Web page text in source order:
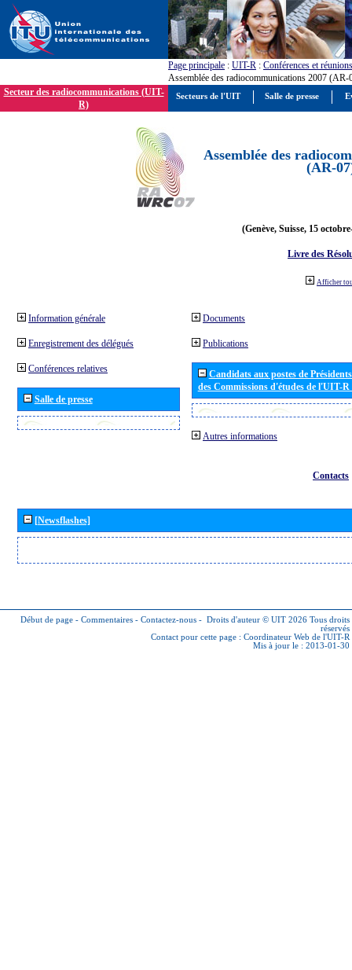
Page principale : UIT-R : Conférences et réunions
Assemblée des radiocommunications 2007 (AR-
Secteur des radiocommunications (UIT-
R)
Assemblée des
(AR-
(Genève, Suisse, 15
Livre des
Afficher
Information générale
Enregistrement des délégués
Conférences relatives
Salle de presse
Documents
Publications
Candidats aux postes de
des Commissions d'études de l'UIT-
Autres informations
Contacts
[Newsflashes]
Début de page - Commentaires - Contactez-nous - Droits d'auteur © UIT 2026 Tous droits
réservés
Contact pour cette page : Coordinateur Web de l'UIT-R
Mis à jour le : 2013-01-30
Secteurs de l'UIT Salle de presse